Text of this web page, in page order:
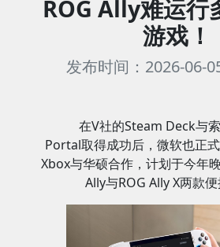
ROG Ally难运行
游戏！
发布时间：2026-06-
在V社的Steam Deck与
Portal取得成功后，微软也正式
Xbox与华硕合作，计划于今年
Ally与ROG Ally X两款便